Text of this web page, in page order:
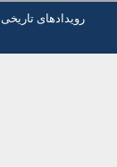
رویدادهای تاریخی